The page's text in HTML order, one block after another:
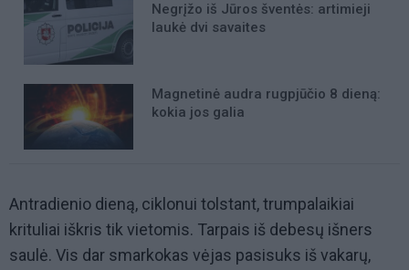
Negrįžo iš Jūros šventės: artimieji
laukė dvi savaites
Magnetinė audra rugpjūčio 8 dieną:
kokia jos galia
Antradienio dieną, ciklonui tolstant, trumpalaikiai
krituliai iškris tik vietomis. Tarpais iš debesų išners
saulė. Vis dar smarkokas vėjas pasisuks iš vakarų,